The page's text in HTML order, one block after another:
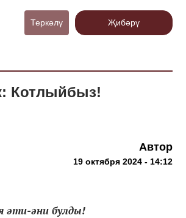
Теркәлү Җибәрү
Котлыйбыз!
Автор
19 октября 2024 - 14:12
әти-әни булды!